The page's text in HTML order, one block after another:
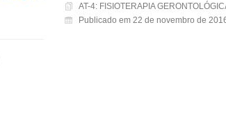
AT-4: FISIOTERAPIA
Publicado em 22 de novembro de